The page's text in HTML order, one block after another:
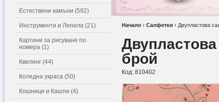
Естествени камъни (592)
Инструменти и Лепила (21)
Картини за рисуване по
номера (1)
Квилинг (44)
Коледна украса (50)
Кошници и Кашпи (4)
Начало › Салфетки › Двупластова
брой
Код: 810402